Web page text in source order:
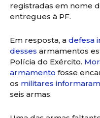
registradas em nome
entregues à PF.
Em resposta, a defesa
desses armamentos
Polícia do Exército.
armamento fosse
os militares
seis armas.